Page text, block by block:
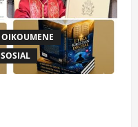
OIKOUMENE
SOSIAL